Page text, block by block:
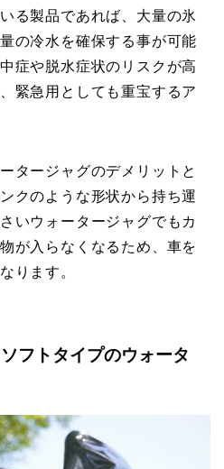
る製品であれば、大量の氷
の冷水を確保する事が可能
症や脱水症状のリスクが高
緊急用としても重宝するア
タージャグのデメリットと
クのような形状から持ち運
いウォータージャグでもカ
が入らなくなるため、車を
ります。
フトタイプのウォータ